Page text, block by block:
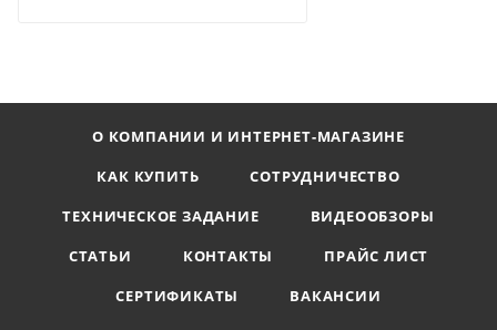
О КОМПАНИИ И ИНТЕРНЕТ-МАГАЗИНЕ
КАК КУПИТЬ
СОТРУДНИЧЕСТВО
ТЕХНИЧЕСКОЕ ЗАДАНИЕ
ВИДЕООБЗОРЫ
СТАТЬИ
КОНТАКТЫ
ПРАЙС ЛИСТ
СЕРТИФИКАТЫ
ВАКАНСИИ